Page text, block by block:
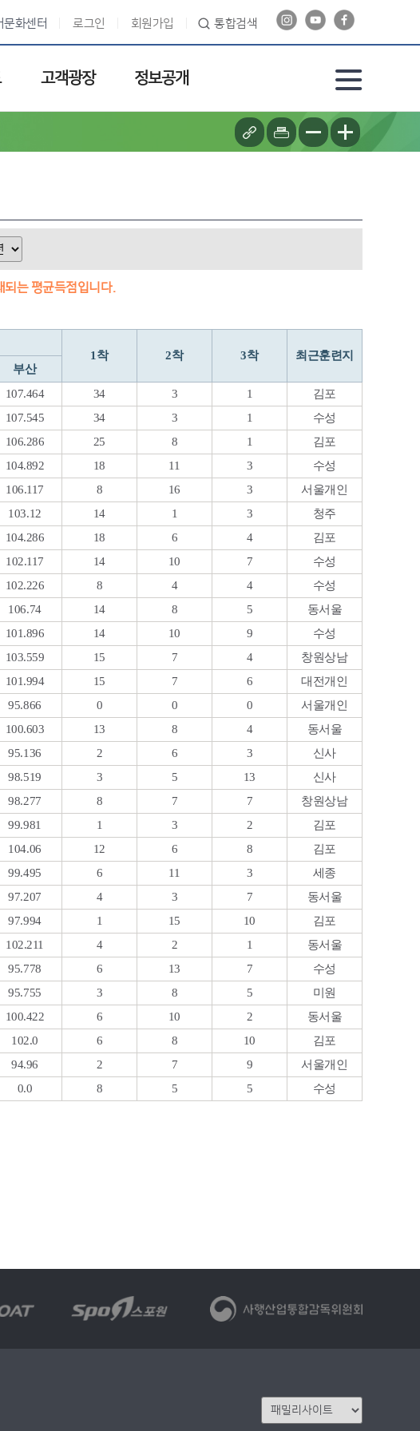
문화센터 로그인 회원가입 통합검색
고객광장 정보공개
는 평균득점입니다.
1착
2착 3착
최근훈련지
부산
107.464 34 3 1
김포
107.545 34 3 1
수성
106.286 25 8 1
김포
104.892 18 11 3
수성
106.117 8 16 3
서울개인
103.12 14 1 3
청주
104.286 18 6 4
김포
102.117 14 10 7
수성
102.226 8 4 4
수성
106.74 14 8 5
동서울
101.896 14 10 9
수성
103.559 15 7 4
창원상남
101.994 15 7 6
대전개인
95.866 0 0 0
서울개인
100.603 13 8 4
동서울
95.136 2 6 3
신사
98.519 3 5 13
신사
98.277 8 7 7
창원상남
99.981 1 3 2
김포
104.06 12 6 8
김포
99.495 6 11 3
세종
97.207 4 3 7
동서울
97.994 1 15 10
김포
102.211 4 2 1
동서울
95.778 6 13 7
수성
95.755 3 8 5
미원
100.422 6 10 2
동서울
102.0 6 8 10
김포
94.96 2 7 9
서울개인
0.0 8 5 5 수성